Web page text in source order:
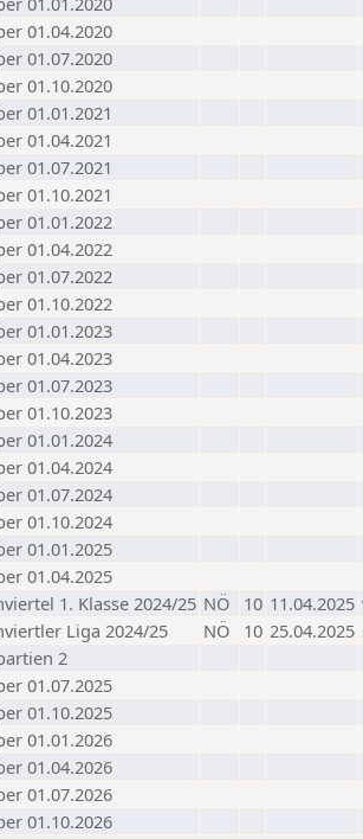
01.04.2020
01.07.2020
01.10.2020
01.01.2021
01.04.2021
01.07.2021
01.10.2021
01.01.2022
01.04.2022
01.07.2022
01.10.2022
01.01.2023
01.04.2023
01.07.2023
01.10.2023
01.01.2024
01.04.2024
01.07.2024
01.10.2024
01.01.2025
01.04.2025
1. Klasse 2024/25 NÖ 10 11.04.2025
Liga 2024/25 NÖ 10 25.04.2025
2
01.07.2025
01.10.2025
01.01.2026
01.04.2026
01.07.2026
01.10.2026